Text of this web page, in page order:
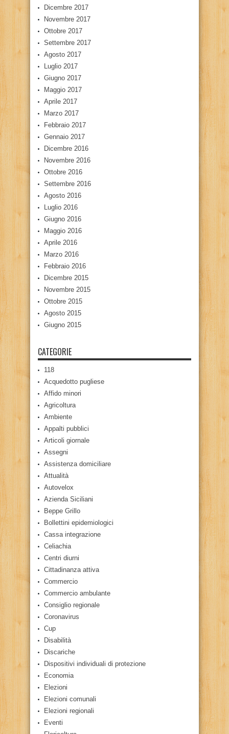
Dicembre 2017
Novembre 2017
Ottobre 2017
Settembre 2017
Agosto 2017
Luglio 2017
Giugno 2017
Maggio 2017
Aprile 2017
Marzo 2017
Febbraio 2017
Gennaio 2017
Dicembre 2016
Novembre 2016
Ottobre 2016
Settembre 2016
Agosto 2016
Luglio 2016
Giugno 2016
Maggio 2016
Aprile 2016
Marzo 2016
Febbraio 2016
Dicembre 2015
Novembre 2015
Ottobre 2015
Agosto 2015
Giugno 2015
CATEGORIE
118
Acquedotto pugliese
Affido minori
Agricoltura
Ambiente
Appalti pubblici
Articoli giornale
Assegni
Assistenza domiciliare
Attualità
Autovelox
Azienda Siciliani
Beppe Grillo
Bollettini epidemiologici
Cassa integrazione
Celiachia
Centri diurni
Cittadinanza attiva
Commercio
Commercio ambulante
Consiglio regionale
Coronavirus
Cup
Disabilità
Discariche
Dispositivi individuali di protezione
Economia
Elezioni
Elezioni comunali
Elezioni regionali
Eventi